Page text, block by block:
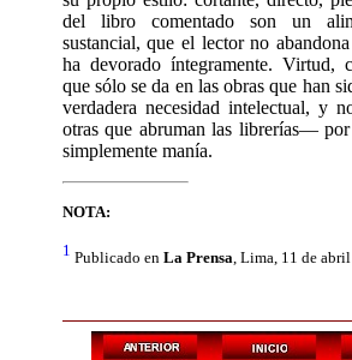
del libro comentado son un
sustancial, que el lector no
ha devorado íntegramente. Virtud,
que sólo se da en las obras que han
verdadera necesidad intelec­tual, y
otras que abruman las librerías—
simplemente manía.
NOTA:
1 Publicado en La Prensa, Lima, 11 de